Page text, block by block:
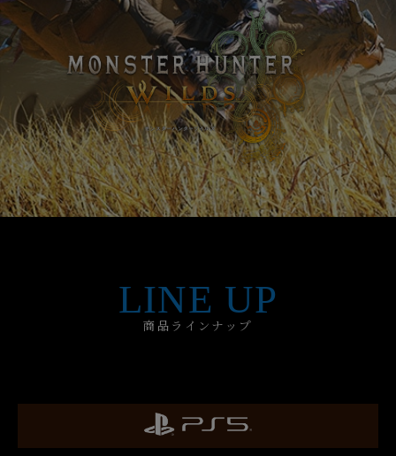
LINE UP
商品ラインナップ